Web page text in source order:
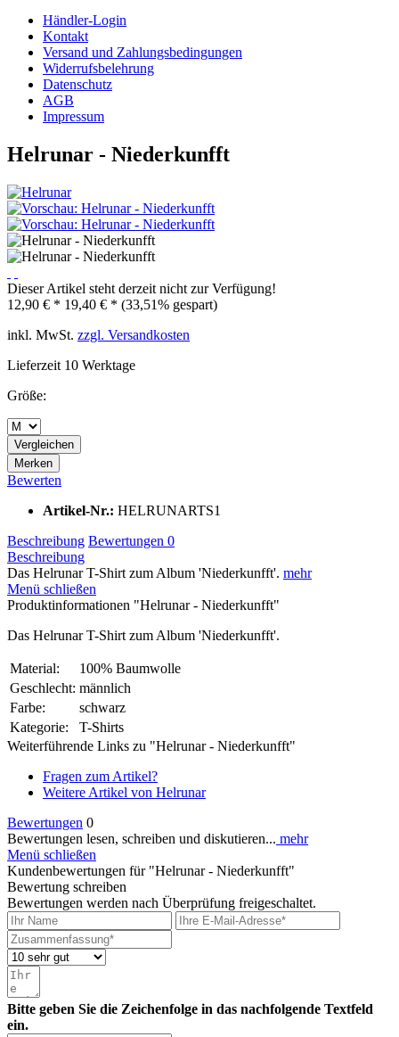
Händler-Login
Kontakt
Versand und Zahlungsbedingungen
Widerrufsbelehrung
Datenschutz
AGB
Impressum
Helrunar - Niederkunfft
Dieser Artikel steht derzeit nicht zur Verfügung!
12,90 € * 19,40 € * (33,51% gespart)
inkl. MwSt. zzgl. Versandkosten
Lieferzeit 10 Werktage
Größe:
Vergleichen
Merken
Bewerten
Artikel-Nr.: HELRUNARTS1
Beschreibung Bewertungen 0
Beschreibung
Das Helrunar T-Shirt zum Album 'Niederkunfft'. mehr
Menü schließen
Produktinformationen "Helrunar - Niederkunfft"
Das Helrunar T-Shirt zum Album 'Niederkunfft'.
Material:
100% Baumwolle
Geschlecht: männlich
Farbe:
schwarz
Kategorie:
T-Shirts
Weiterführende Links zu "Helrunar - Niederkunfft"
Fragen zum Artikel?
Weitere Artikel von Helrunar
Bewertungen 0
Bewertungen lesen, schreiben und diskutieren... mehr
Menü schließen
Kundenbewertungen für "Helrunar - Niederkunfft"
Bewertung schreiben
Bewertungen werden nach Überprüfung freigeschaltet.
Bitte geben Sie die Zeichenfolge in das nachfolgende Textfeld
ein.